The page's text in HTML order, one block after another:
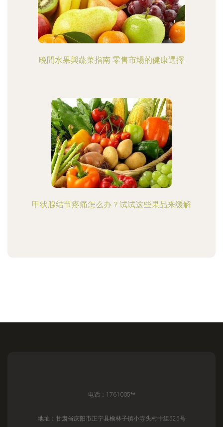
晚間水果與蔬菜指南 零售市場的健康選擇
甲状腺结节疼痛怎么办？试试这些果品来缓解
电话：1761005**
地址：甘肃省庆阳市正宁县榆林子镇小寺头村十组525号